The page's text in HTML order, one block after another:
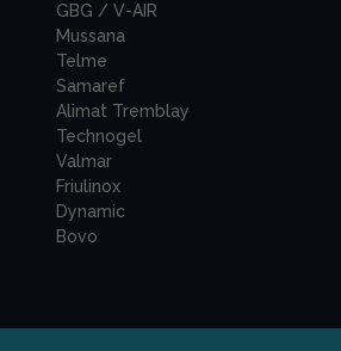
GBG / V-AIR
Mussana
Telme
Samaref
Alimat Tremblay
Technogel
Valmar
Friulinox
Dynamic
Bovo